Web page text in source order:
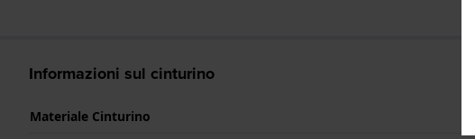
Informazioni sul cinturino
Materiale Cinturino